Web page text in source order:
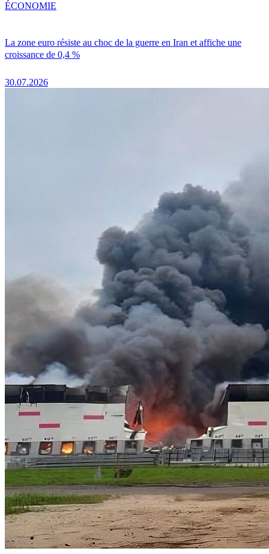
La zone euro résiste au choc de la guerre en Iran et affiche une
croissance de 0,4 %
30.07.2026
ÉCONOMIE